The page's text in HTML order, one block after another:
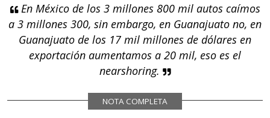
En México de los 3 millones 800 mil autos caímos
a 3 millones 300, sin embargo, en Guanajuato no, en
Guanajuato de los 17 mil millones de dólares en
exportación aumentamos a 20 mil, eso es el
nearshoring.
NOTA COMPLETA